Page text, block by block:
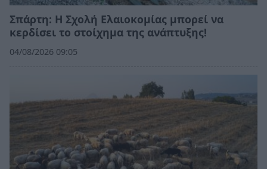
Σπάρτη: Η Σχολή Ελαιοκομίας μπορεί να
κερδίσει το στοίχημα της ανάπτυξης!
04/08/2026 09:05